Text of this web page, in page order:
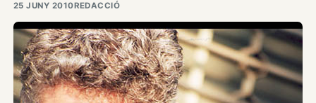
25 JUNY 2010REDACCIÓ